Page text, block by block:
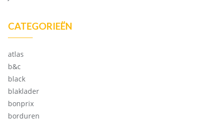
CATEGORIEËN
atlas
b&c
black
blaklader
bonprix
borduren